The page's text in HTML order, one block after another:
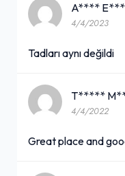
A****
4/4/2023
Tadları aynı değildi
T*****
4/4/2022
Great place and